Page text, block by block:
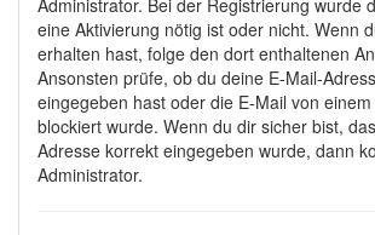
Administrator. Bei der Registrierung wurde
eine Aktivierung nötig ist oder nicht. Wenn
erhalten hast, folge den dort enthaltenen
Ansonsten prüfe, ob du deine E-Mail-
eingegeben hast oder die E-Mail von
blockiert wurde. Wenn du dir sicher bist,
Adresse korrekt eingegeben wurde, dann
Administrator.